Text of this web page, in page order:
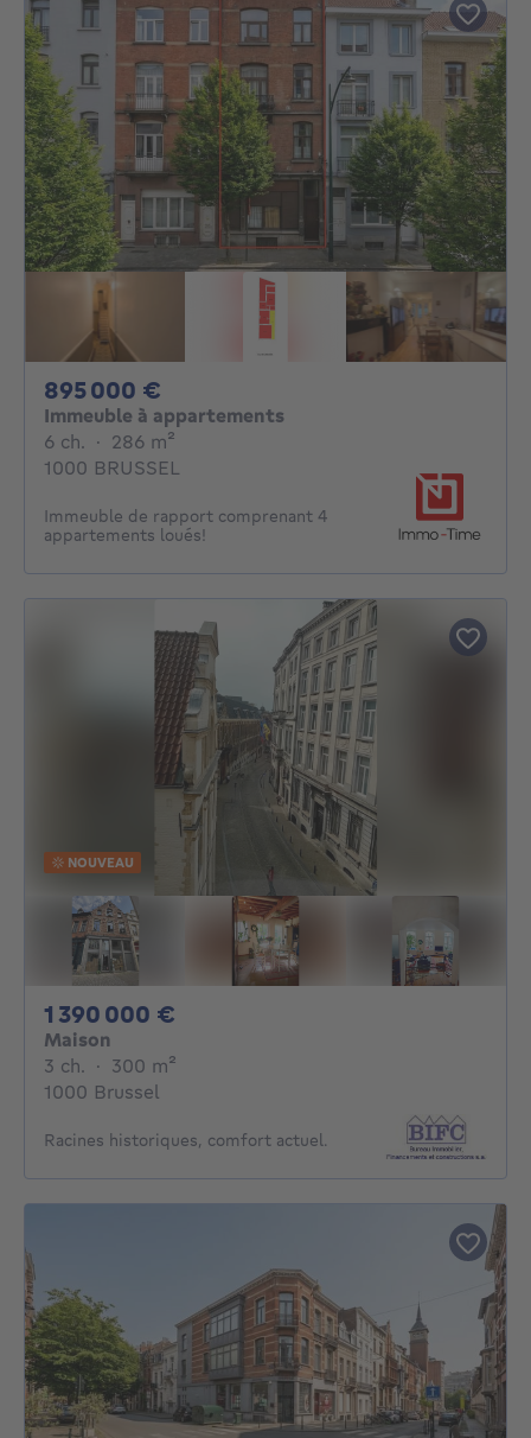
895 000 €
Immeuble à appartements
6 ch. 6 chambres
· 286 m²
1000 BRUSSEL
Immeuble de rapport comprenant 4
appartements loués!
NOUVEAU
1 390 000 €
Maison
3 ch. 3 chambres
· 300 m²
1000 Brussel
Racines historiques, comfort actuel.